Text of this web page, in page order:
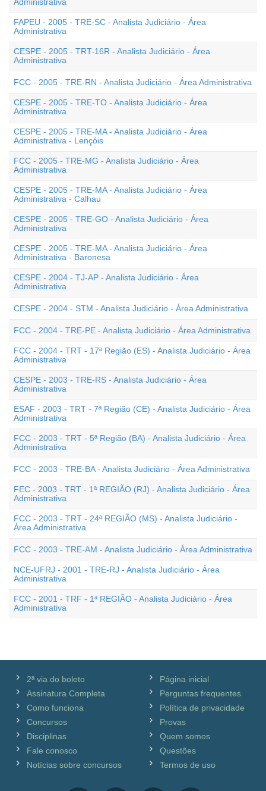
FAPEU - 2005 - TRE-SC - Analista Judiciário - Área
Administrativa
CESPE - 2005 - TRT-16R - Analista Judiciário - Área
Administrativa
FCC - 2005 - TRE-RN - Analista Judiciário - Área Administrativa
CESPE - 2005 - TRE-TO - Analista Judiciário - Área
Administrativa
CESPE - 2005 - TRE-MA - Analista Judiciário - Área
Administrativa - Lençóis
FCC - 2005 - TRE-MG - Analista Judiciário - Área
Administrativa
CESPE - 2005 - TRE-MA - Analista Judiciário - Área
Administrativa - Calhau
CESPE - 2005 - TRE-GO - Analista Judiciário - Área
Administrativa
CESPE - 2005 - TRE-MA - Analista Judiciário - Área
Administrativa - Baronesa
CESPE - 2004 - TJ-AP - Analista Judiciário - Área
Administrativa
CESPE - 2004 - STM - Analista Judiciário - Área Administrativa
FCC - 2004 - TRE-PE - Analista Judiciário - Área Administrativa
FCC - 2004 - TRT - 17ª Região (ES) - Analista Judiciário - Área
Administrativa
CESPE - 2003 - TRE-RS - Analista Judiciário - Área
Administrativa
ESAF - 2003 - TRT - 7ª Região (CE) - Analista Judiciário - Área
Administrativa
FCC - 2003 - TRT - 5ª Região (BA) - Analista Judiciário - Área
Administrativa
FCC - 2003 - TRE-BA - Analista Judiciário - Área Administrativa
FEC - 2003 - TRT - 1ª REGIÃO (RJ) - Analista Judiciário - Área
Administrativa
FCC - 2003 - TRT - 24ª REGIÃO (MS) - Analista Judiciário -
Área Administrativa
FCC - 2003 - TRE-AM - Analista Judiciário - Área Administrativa
NCE-UFRJ - 2001 - TRE-RJ - Analista Judiciário - Área
Administrativa
FCC - 2001 - TRF - 1ª REGIÃO - Analista Judiciário - Área
Administrativa
2ª via do boleto
Assinatura Completa
Como funciona
Concursos
Disciplinas
Fale conosco
Notícias sobre concursos
Página inicial
Perguntas frequentes
Política de privacidade
Provas
Quem somos
Questões
Termos de uso